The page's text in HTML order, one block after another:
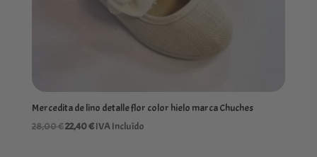
Mercedita de lino detalle flor color hielo marca Chuches
28,00€El
22,40€ElIVA Incluído